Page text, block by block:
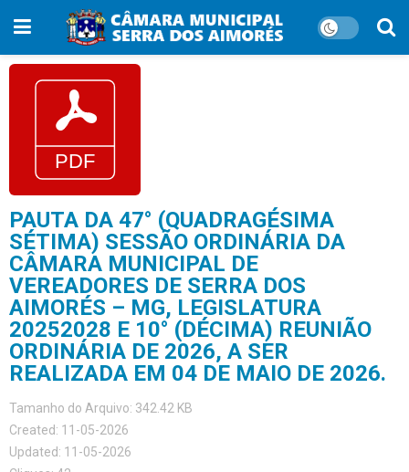
PAUTA DA 47° (QUADRAGÉSIMA
SÉTIMA) SESSÃO ORDINÁRIA DA
CÂMARA MUNICIPAL DE
VEREADORES DE SERRA DOS
AIMORÉS – MG, LEGISLATURA
20252028 E 10° (DÉCIMA) REUNIÃO
ORDINÁRIA DE 2026, A SER
REALIZADA EM 04 DE MAIO DE 2026.
Tamanho do Arquivo: 342.42 KB
Created: 11-05-2026
Updated: 11-05-2026